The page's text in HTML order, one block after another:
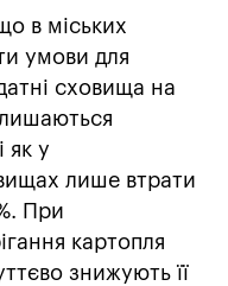
в міських
умови для
сховища на
як у
лише втрати
При
картопля
знижують її